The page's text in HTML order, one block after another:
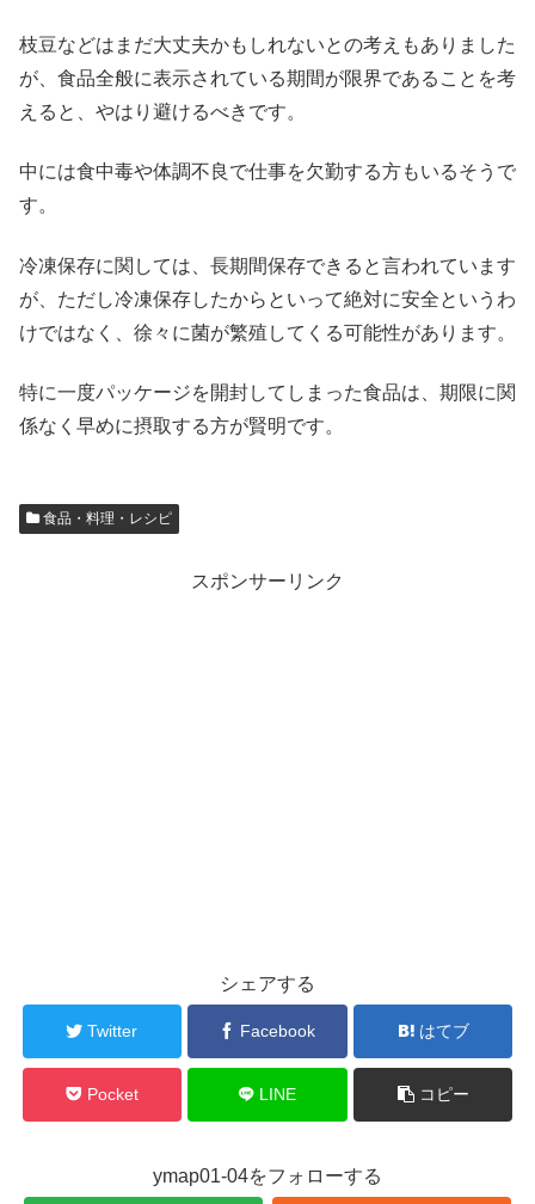
枝豆などはまだ大丈夫かもしれないとの考えもありました
が、食品全般に表示されている期間が限界であることを考
えると、やはり避けるべきです。
中には食中毒や体調不良で仕事を欠勤する方もいるそうで
す。
冷凍保存に関しては、長期間保存できると言われています
が、ただし冷凍保存したからといって絶対に安全というわ
けではなく、徐々に菌が繁殖してくる可能性があります。
特に一度パッケージを開封してしまった食品は、期限に関
係なく早めに摂取する方が賢明です。
食品・料理・レシピ
スポンサーリンク
シェアする
Twitter Facebook はてブ
Pocket LINE コピー
ymap01-04をフォローする